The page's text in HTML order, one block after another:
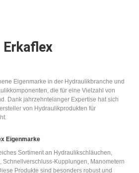
Erkaflex
Eigenmarke in der Hydraulikbranche und
die für eine Vielzahl von
Dank jahrzehntelanger Expertise hat sich
von Hydraulikprodukten für
Eigenmarke
Sortiment an Hydraulikschläuchen,
Schnellverschluss-Kupplungen, Manometern
Produkte sind besonders robust und